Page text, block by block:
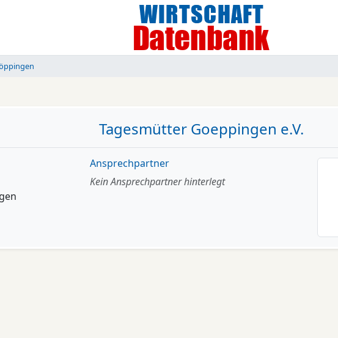
Tagesmütter Goeppingen e.V.
Ansprechpartner
Kein Ansprechpartner hinterlegt